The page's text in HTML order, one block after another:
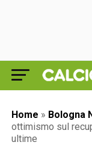
Home » Bologna
ottimismo sul
ultime